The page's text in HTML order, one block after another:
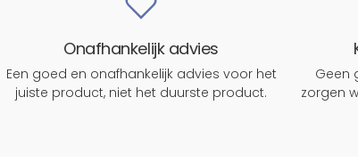
Onafhankelijk advies
Een goed en onafhankelijk advies voor het
juiste product, niet het duurste product.
Geen
zorgen